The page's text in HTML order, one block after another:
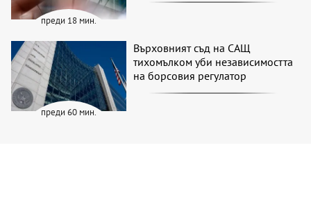
преди 18 мин.
преди 60 мин.
Върховният съд на САЩ
тихомълком уби независимостта
на борсовия регулатор